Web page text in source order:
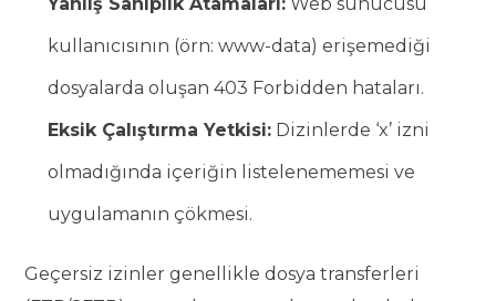
kullanıcısının (örn: www-data) erişemediği
dosyalarda oluşan 403 Forbidden hataları.
Eksik Çalıştırma Yetkisi: Dizinlerde ‘x’ izni
olmadığında içeriğin listelenememesi ve
uygulamanın çökmesi.
Geçersiz izinler genellikle dosya transferleri